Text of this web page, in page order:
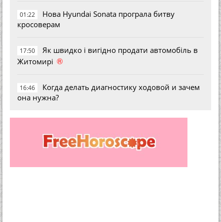
01:22
Нова Hyundai Sonata програла битву
кросоверам
17:50
Як швидко і вигідно продати автомобіль в
Житомирі ®
16:46
Когда делать диагностику ходовой и зачем
она нужна?